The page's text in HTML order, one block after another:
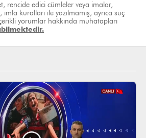
rencide edici cümleler veya imalar,
imla kuralları ile yazılmamış, ayrıca suç
yorumlar hakkında muhatapları